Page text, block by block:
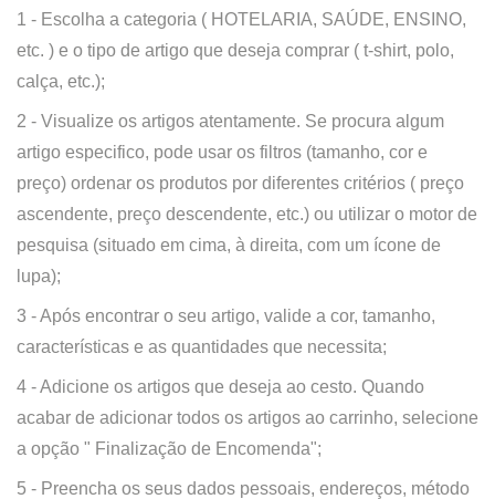
1 - Escolha a categoria ( HOTELARIA, SAÚDE, ENSINO,
etc. ) e o tipo de artigo que deseja comprar ( t-shirt, polo,
calça, etc.);
2 - Visualize os artigos atentamente. Se procura algum
artigo especifico, pode usar os filtros (tamanho, cor e
preço) ordenar os produtos por diferentes critérios ( preço
ascendente, preço descendente, etc.) ou utilizar o motor de
pesquisa (situado em cima, à direita, com um ícone de
lupa);
3 - Após encontrar o seu artigo, valide a cor, tamanho,
características e as quantidades que necessita;
4 - Adicione os artigos que deseja ao cesto. Quando
acabar de adicionar todos os artigos ao carrinho, selecione
a opção " Finalização de Encomenda";
5 - Preencha os seus dados pessoais, endereços, método